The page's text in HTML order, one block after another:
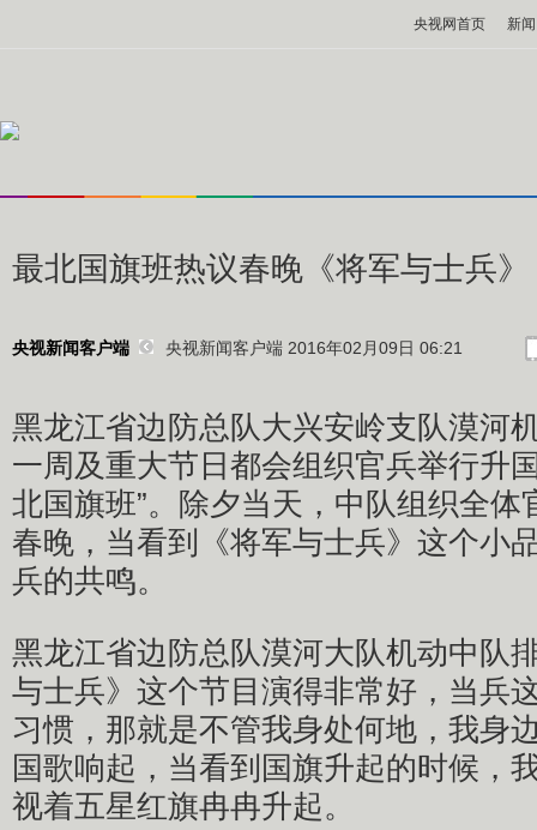
央视网首页 新闻
最北国旗班热议春晚《将军与士兵》
央视新闻客户端 央视新闻客户端 2016年02月09日 06:21
黑龙江省边防总队大兴安岭支队漠河
一周及重大节日都会组织官兵举行升
北国旗班”。除夕当天，中队组织全体
春晚，当看到《将军与士兵》这个小
兵的共鸣。
黑龙江省边防总队漠河大队机动中队
与士兵》这个节目演得非常好，当兵
习惯，那就是不管我身处何地，我身
国歌响起，当看到国旗升起的时候，
视着五星红旗冉冉升起。